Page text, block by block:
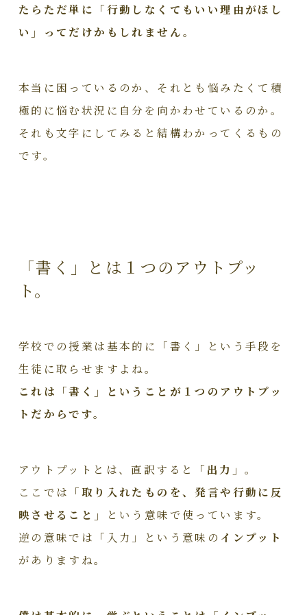
たらただ単に「行動しなくてもいい理由がほし
い」ってだけかもしれません。
本当に困っているのか、それとも悩みたくて積
極的に悩む状況に自分を向かわせているのか。
それも文字にしてみると結構わかってくるもの
です。
「書く」とは１つのアウトプッ
ト。
学校での授業は基本的に「書く」という手段を
生徒に取らせますよね。
これは「書く」ということが１つのアウトプッ
トだからです。
アウトプットとは、直訳すると 「出力」。
ここでは 「取り入れたものを、発言や行動に反
映させること」
という意味で使っています。
逆の意味では「入力」という意味の インプット
がありますね。